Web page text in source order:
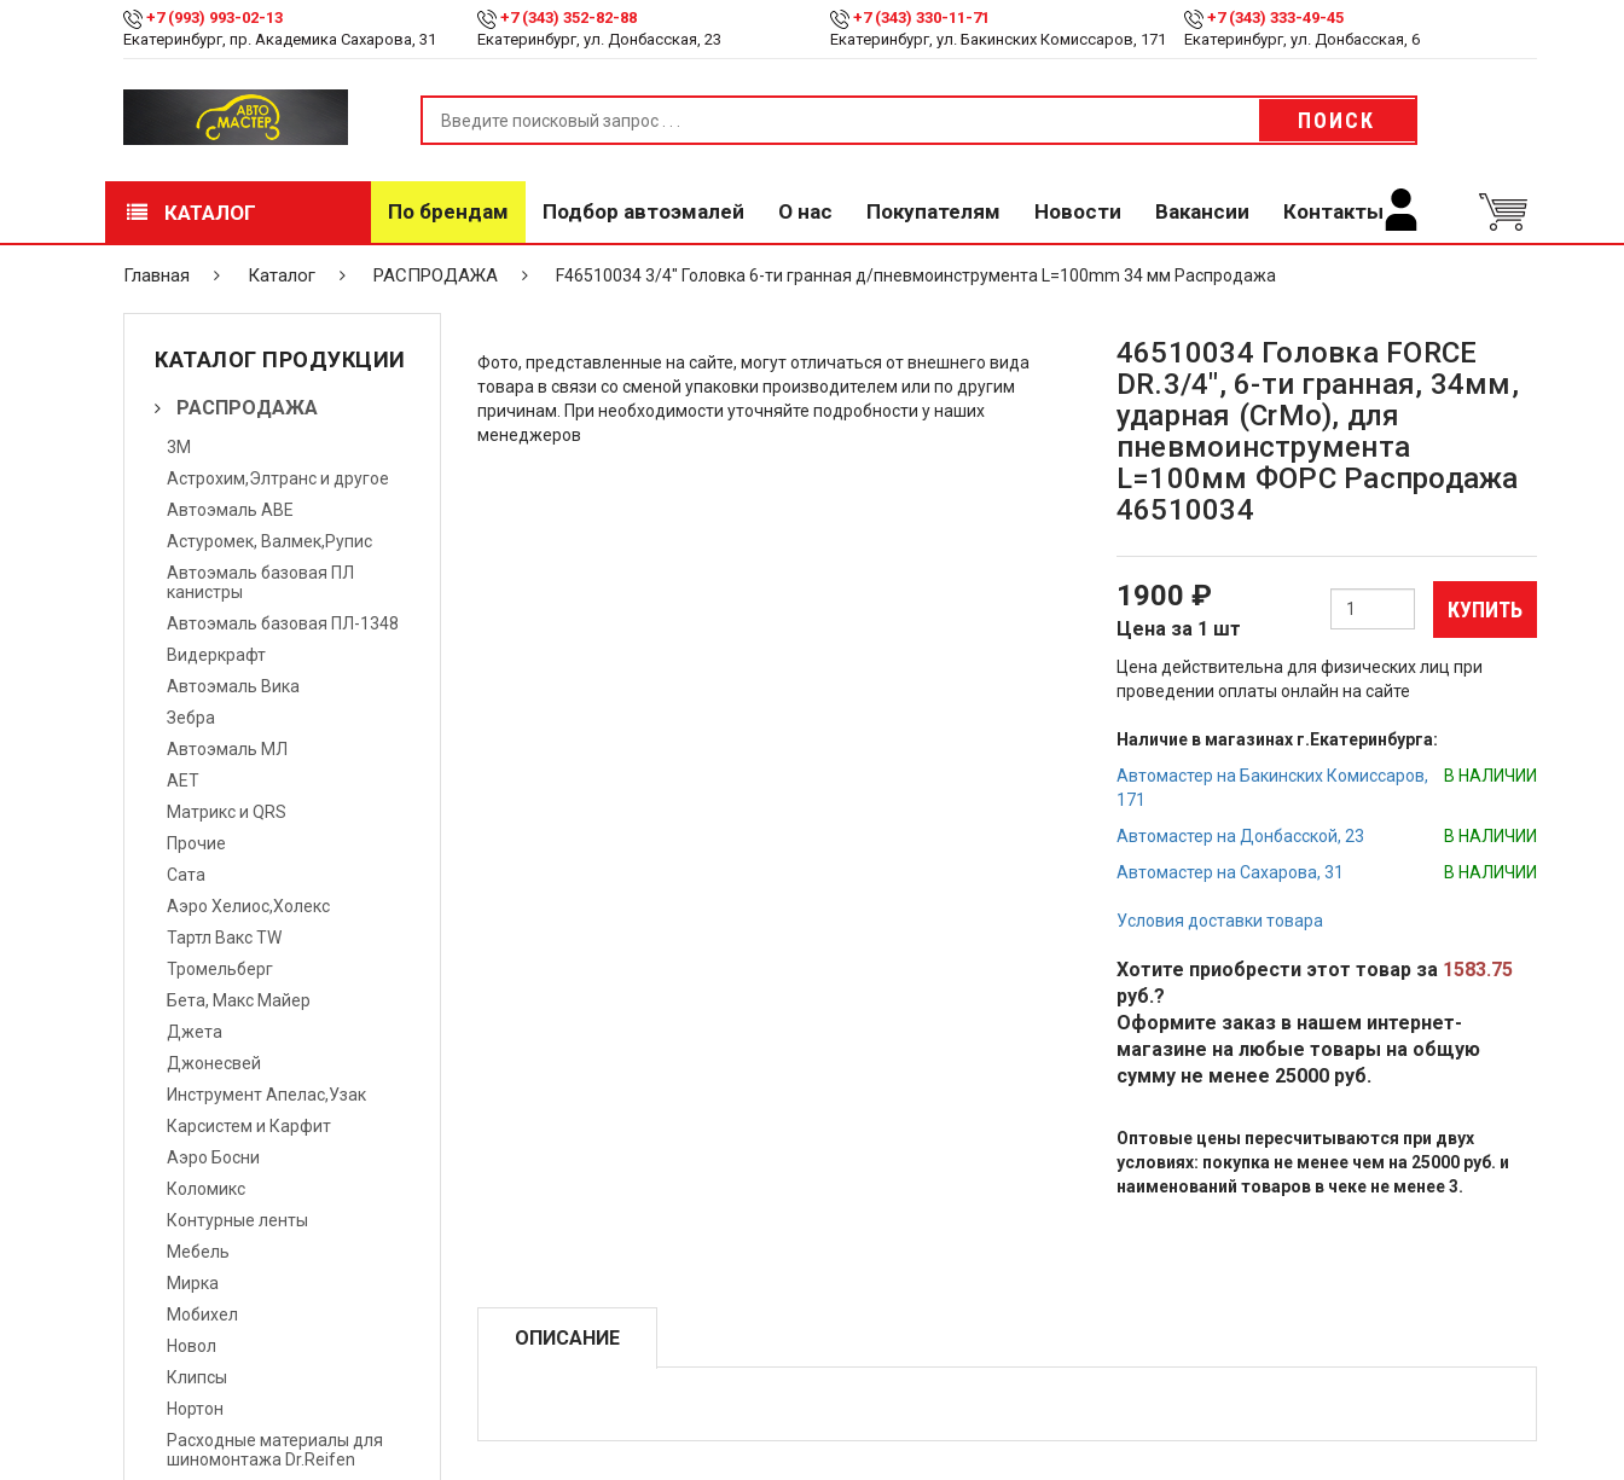
+7 (993) 993-02-13
Екатеринбург, пр. Академика Сахарова, 31
+7 (343) 352-82-88
Екатеринбург, ул. Донбасская, 23
+7 (343) 330-11-71
Екатеринбург, ул. Бакинских Комиссаров, 171
+7 (343) 333-49-45
Екатеринбург, ул. Донбасская, 6
ПОИСК
КАТАЛОГ По брендам Подбор автоэмалей О нас Покупателям Новости Вакансии Контакты
РАСПРОДАЖА
Лакокрасочные
материалы
Инструмент
Оборудование
Полировальные системы
Антикоррозионные
Герметики, Клеи
Растворители
Ремонт пластика
Средства индивидуальной
защиты (СИЗ)
Маскировочные
Салфетки протирочные
Емкости, ситечки, PPS,
палочки для
размешивания, линейки
Средства защиты
Крепежные системы
Главная Каталог РАСПРОДАЖА F46510034 3/4" Головка 6-ти гранная д/пневмоинструмента L=100mm 34 мм Распродажа
КАТАЛОГ ПРОДУКЦИИ
РАСПРОДАЖА
3М
Астрохим,Элтранс и другое
Автоэмаль АВЕ
Астуромек, Валмек,Рупис
Автоэмаль базовая ПЛ
канистры
Автоэмаль базовая ПЛ-1348
Видеркрафт
Автоэмаль Вика
Зебра
Автоэмаль МЛ
АЕТ
Матрикс и QRS
Прочие
Сата
Аэро Хелиос,Холекс
Тартл Вакс TW
Тромельберг
Бета, Макс Майер
Джета
Джонесвей
Инструмент Апелас,Узак
Карсистем и Карфит
Аэро Босни
Коломикс
Контурные ленты
Мебель
Мирка
Мобихел
Новол
Клипсы
Нортон
Расходные материалы для
шиномонтажа Dr.Reifen
Фото, представленные на сайте, могут отличаться от внешнего вида
товара в связи со сменой упаковки производителем или по другим
причинам. При необходимости уточняйте подробности у наших
менеджеров
46510034 Головка FORCE
DR.3/4", 6-ти гранная, 34мм,
ударная (CrMo), для
пневмоинструмента
L=100мм ФОРС Распродажа
46510034
1900 ₽
Цена за 1 шт
КУПИТЬ
Цена действительна для физических лиц при
проведении оплаты онлайн на сайте
Наличие в магазинах г.Екатеринбурга:
Автомастер на Бакинских Комиссаров,
171
В НАЛИЧИИ
Автомастер на Донбасской, 23
В НАЛИЧИИ
Автомастер на Сахарова, 31
В НАЛИЧИИ
Условия доставки товара
Хотите приобрести этот товар за 1583.75
руб.?
Оформите заказ в нашем интернет-
магазине на любые товары на общую
сумму не менее 25000 руб.
Оптовые цены пересчитываются при двух
условиях: покупка не менее чем на 25000 руб. и
наименований товаров в чеке не менее 3.
ОПИСАНИЕ